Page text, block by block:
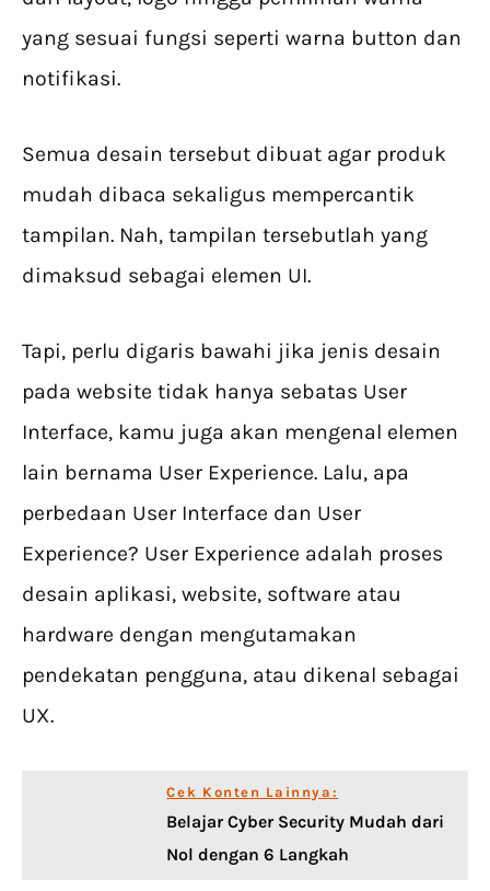
yang sesuai fungsi seperti warna button dan
notifikasi.
Semua desain tersebut dibuat agar produk
mudah dibaca sekaligus mempercantik
tampilan. Nah, tampilan tersebutlah yang
dimaksud sebagai elemen UI.
Tapi, perlu digaris bawahi jika jenis desain
pada website tidak hanya sebatas User
Interface, kamu juga akan mengenal elemen
lain bernama User Experience. Lalu, apa
perbedaan User Interface dan User
Experience? User Experience adalah proses
desain aplikasi, website, software atau
hardware dengan mengutamakan
pendekatan pengguna, atau dikenal sebagai
UX.
Cek Konten Lainnya:
Belajar Cyber Security Mudah dari
Nol dengan 6 Langkah